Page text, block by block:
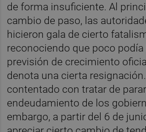
de forma insuficiente. Al
cambio de paso, las
hicieron gala de cierto
reconociendo que poco podía
previsión de crecimiento
denota una cierta
contentado con tratar de parar
endeudamiento de los
embargo, a partir del 6 de